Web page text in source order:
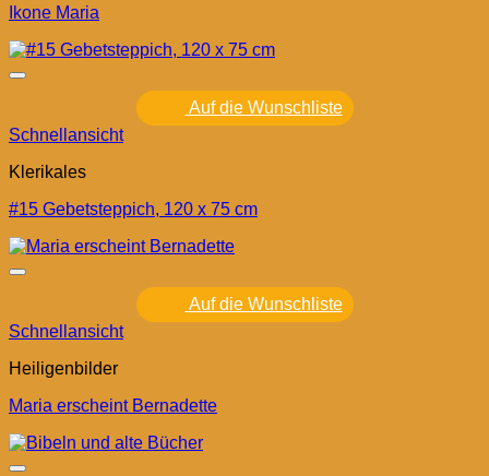
Ikone Maria
Auf die Wunschliste
Schnellansicht
Klerikales
#15 Gebetsteppich, 120 x 75 cm
Auf die Wunschliste
Schnellansicht
Heiligenbilder
Maria erscheint Bernadette